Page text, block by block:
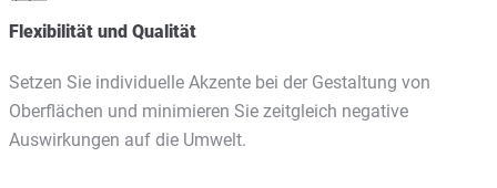
Flexibilität und Qualität
Setzen Sie individuelle Akzente bei der Gestaltung von
Oberflächen und minimieren Sie zeitgleich negative
Auswirkungen auf die Umwelt.